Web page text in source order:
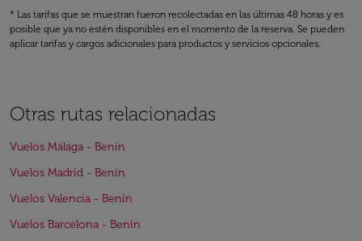
* Las tarifas que se muestran fueron recolectadas en las últimas 48 horas y es
posible que ya no estén disponibles en el momento de la reserva. Se pueden
aplicar tarifas y cargos adicionales para productos y servicios opcionales.
Otras rutas relacionadas
Vuelos Málaga - Benín
Vuelos Madrid - Benín
Vuelos Valencia - Benín
Vuelos Barcelona - Benín